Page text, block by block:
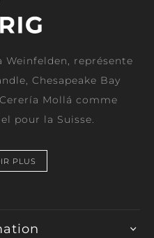
Weinfelden, représente
Chesapeake Bay
Mollá comme
pour la Suisse.
PLUS